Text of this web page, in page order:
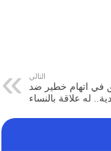
التالي
في اتهام خطير ضد
له علاقة بالنساء